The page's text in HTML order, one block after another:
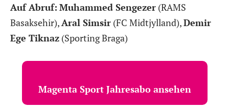
Auf Abruf: Muhammed Sengezer (RAMS
Basaksehir),Aral Simsir (FC Midtjylland),Demir
Ege Tiknaz (Sporting Braga)
Magenta Sport Jahresabo ansehen